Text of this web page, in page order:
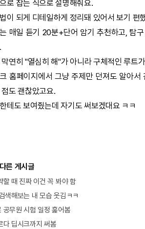
로 잡는 식으로 설명해줘요.
이 되게 디테일하게 정리돼 있어서 보기 편
매일 듣기 20분+단어 암기 추천하고, 탐
연히 "열심히 해"가 아니라 구체적인 루트
홈페이지에서 그냥 주제만 던져도 알아
도 괜찮았고요.
테도 보여줬는데 자기도 써보겠대요 ㅋㅋ
른 게시글
할 때 진짜 이건 꼭 봐야 함
색해보는 내 모습 웃김ㅋㅋ
공무원 시험 일정 훑어봄
다 딥시크까지 써봄